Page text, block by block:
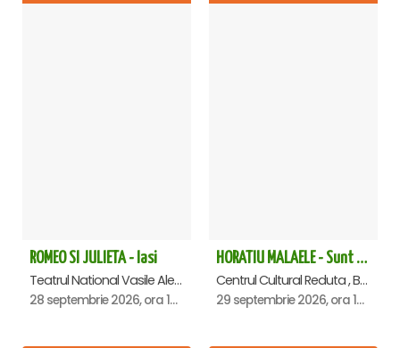
ROMEO SI JULIETA - Iasi
Teatrul National Vasile Alecsandri , Iasi
28 septembrie 2026, ora 19:00
HORATIU MALAELE - Sunt un orb - Brasov
Centrul Cultural Reduta , Brasov
29 septembrie 2026, ora 19:00